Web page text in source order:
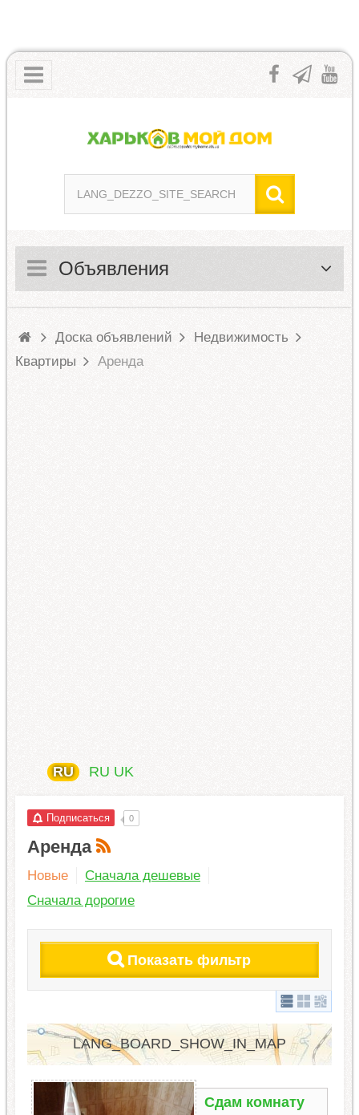
Объявления
Доска объявлений
Недвижимость
Квартиры
Аренда
RU RU UK
Подписаться 0
Аренда
Новые
Сначала дешевые
Сначала дорогие
Показать фильтр
LANG_BOARD_SHOW_IN_MAP
Сдам комнату